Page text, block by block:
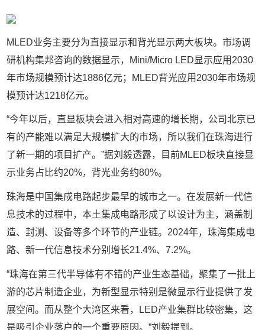
MLED业务主要分为直接显示和背光显示两大板块。市场调
研机构集邦咨询的数据显示，
Mini/Micro LED显示应用 2030
年市场规模预计达1886亿元； MLED背光应用 2030年市场规
模预计达1218亿元。
“今年以后，直显板块会进入相对高速的增长期，公司北京已
有的产能难以满足大规模扩大的市场，所以我们在珠海进行
了新一期的项目扩产。”据刘毅透露，目前MLED板块直接显
示业务占比约20%，背光业务约80%。
珠海是中国集成电路起步最早的城市之一。在发展新一代信
息技术的过程中，本土集成电路形成了以设计为主，涵盖制
造、封测、设备等多个环节的产业链。 2024年，珠海集成电
路、新一代信息技术分别增长21.4%、7.2%。
“珠海在第三代半导体有不错的产业生态基础，聚集了一批上
游的芯片制造企业，为新型显示特别是微显示行业提供了发
展空间。而从整个大湾区来看，
LED产业集群比较密集，这
是吸引企业落户的一个重要原因。”刘毅提到。